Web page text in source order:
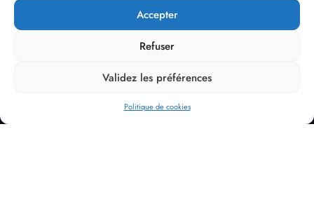
Accepter
Refuser
Validez les préférences
Politique de cookies